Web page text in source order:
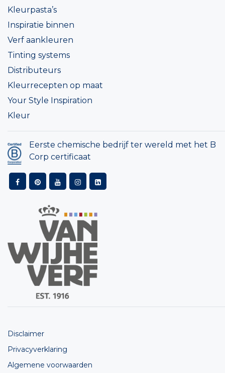
Kleurpasta’s
Inspiratie binnen
Verf aankleuren
Tinting systems
Distributeurs
Kleurrecepten op maat
Your Style Inspiration
Kleur
Eerste chemische bedrijf ter wereld met het B
Corp certificaat
Disclaimer
Privacyverklaring
Algemene voorwaarden